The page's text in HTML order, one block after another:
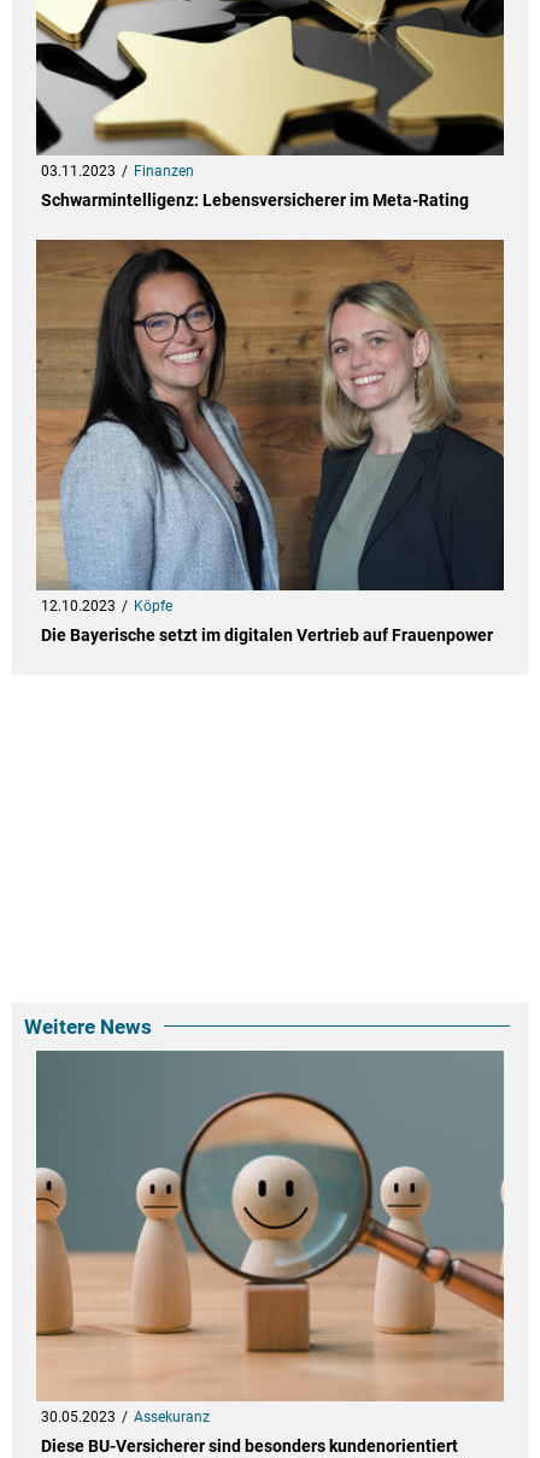
03.11.2023 Finanzen
Schwarmintelligenz: Lebensversicherer im Meta-Rating
12.10.2023 Köpfe
Die Bayerische setzt im digitalen Vertrieb auf Frauenpower
Weitere News
30.05.2023 Assekuranz
Diese BU-Versicherer sind besonders kundenorientiert